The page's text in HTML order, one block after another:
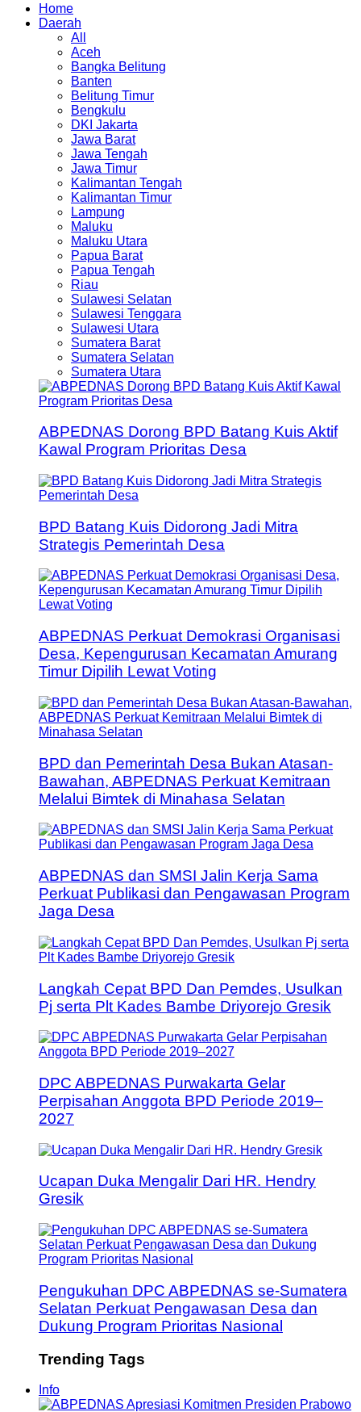
Home
Daerah
All
Aceh
Bangka Belitung
Banten
Belitung Timur
Bengkulu
DKI Jakarta
Jawa Barat
Jawa Tengah
Jawa Timur
Kalimantan Tengah
Kalimantan Timur
Lampung
Maluku
Maluku Utara
Papua Barat
Papua Tengah
Riau
Sulawesi Selatan
Sulawesi Tenggara
Sulawesi Utara
Sumatera Barat
Sumatera Selatan
Sumatera Utara
ABPEDNAS Dorong BPD Batang Kuis Aktif
Kawal Program Prioritas Desa
BPD Batang Kuis Didorong Jadi Mitra
Strategis Pemerintah Desa
ABPEDNAS Perkuat Demokrasi Organisasi
Desa, Kepengurusan Kecamatan Amurang
Timur Dipilih Lewat Voting
BPD dan Pemerintah Desa Bukan Atasan-
Bawahan, ABPEDNAS Perkuat Kemitraan
Melalui Bimtek di Minahasa Selatan
ABPEDNAS dan SMSI Jalin Kerja Sama
Perkuat Publikasi dan Pengawasan Program
Jaga Desa
Langkah Cepat BPD Dan Pemdes, Usulkan
Pj serta Plt Kades Bambe Driyorejo Gresik
DPC ABPEDNAS Purwakarta Gelar
Perpisahan Anggota BPD Periode 2019–
2027
Ucapan Duka Mengalir Dari HR. Hendry
Gresik
Pengukuhan DPC ABPEDNAS se-Sumatera
Selatan Perkuat Pengawasan Desa dan
Dukung Program Prioritas Nasional
Trending Tags
Info